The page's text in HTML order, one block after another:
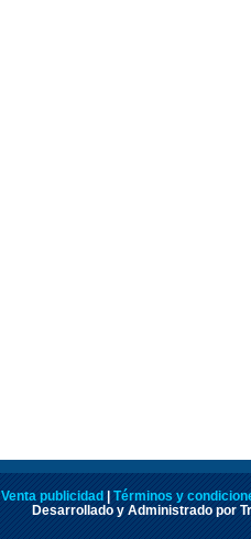
Venta publicidad
Términos y
Desarrollado y Administrado por